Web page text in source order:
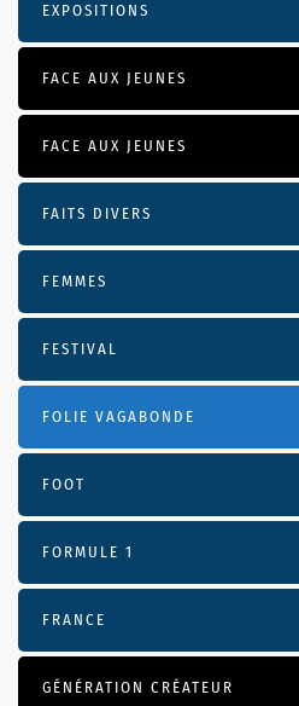
EXPOSITIONS
FACE AUX JEUNES
FACE AUX JEUNES
FAITS DIVERS
FEMMES
FESTIVAL
FOLIE VAGABONDE
FOOT
FORMULE 1
FRANCE
GÉNÉRATION CRÉATEUR